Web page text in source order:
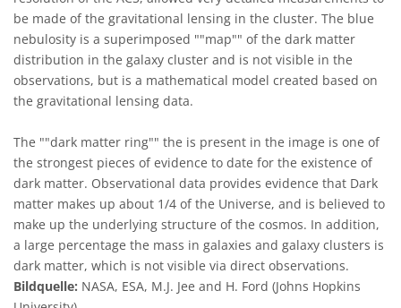
be made of the gravitational lensing in the cluster. The blue
nebulosity is a superimposed ""map"" of the dark matter
distribution in the galaxy cluster and is not visible in the
observations, but is a mathematical model created based on
the gravitational lensing data.
The ""dark matter ring"" the is present in the image is one of
the strongest pieces of evidence to date for the existence of
dark matter. Observational data provides evidence that Dark
matter makes up about 1/4 of the Universe, and is believed to
make up the underlying structure of the cosmos. In addition,
a large percentage the mass in galaxies and galaxy clusters is
dark matter, which is not visible via direct observations.
Bildquelle: NASA, ESA, M.J. Jee and H. Ford (Johns Hopkins